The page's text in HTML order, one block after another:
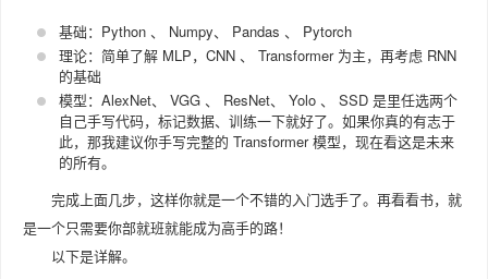
基础：Python 、 Numpy、 Pandas 、 Pytorch
理论：简单了解 MLP，CNN 、 Transformer 为主，再考虑 RNN
的基础
模型：AlexNet、 VGG 、 ResNet、 Yolo 、 SSD 是里任选两个
自己手写代码，标记数据、训练一下就好了。如果你真的有志于
此，那我建议你手写完整的 Transformer 模型，现在看这是未来
的所有。
完成上面几步，这样你就是一个不错的入门选手了。再看看书，就
是一个只需要你部就班就能成为高手的路！
以下是详解。